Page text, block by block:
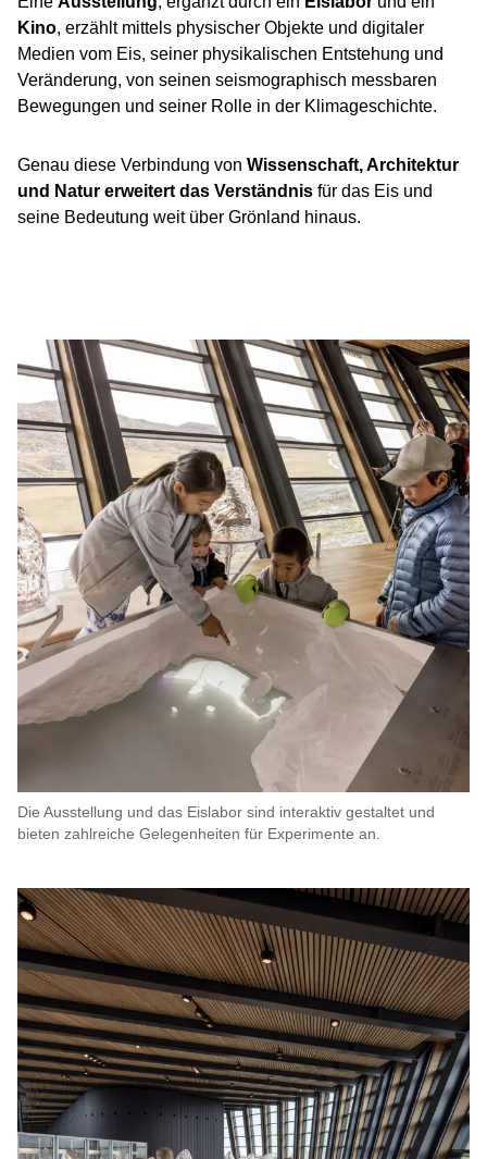
Kino, erzählt mittels physischer Objekte und digitaler
Medien vom Eis, seiner physikalischen Entstehung und
Veränderung, von seinen seismographisch messbaren
Bewegungen und seiner Rolle in der Klimageschichte.
Genau diese Verbindung von Wissenschaft, Architektur
und Natur erweitert das Verständnis für das Eis und
seine Bedeutung weit über Grönland hinaus.
Die Ausstellung und das Eislabor sind interaktiv gestaltet und
bieten zahlreiche Gelegenheiten für Experimente an.